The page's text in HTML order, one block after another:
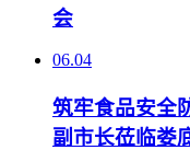
会
06.04
筑牢食品安全
副市长莅临娄